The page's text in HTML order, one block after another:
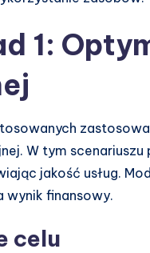
1:
W tym
jakość usług.
wynik finansowy.
celu